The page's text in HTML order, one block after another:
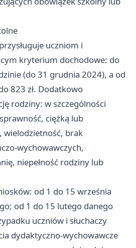
uczniom i
kryterium dochodowe: do
(do 31 grudnia 2024), a od
823 zł. Dodatkowo
rodziny: w szczególności
ciężką lub
wielodzietność, brak
wychowawczych,
niepełność rodziny lub
od 1 do 15 września
od 1 do 15 lutego danego
uczniów i słuchaczy
dydaktyczno-wychowawcze